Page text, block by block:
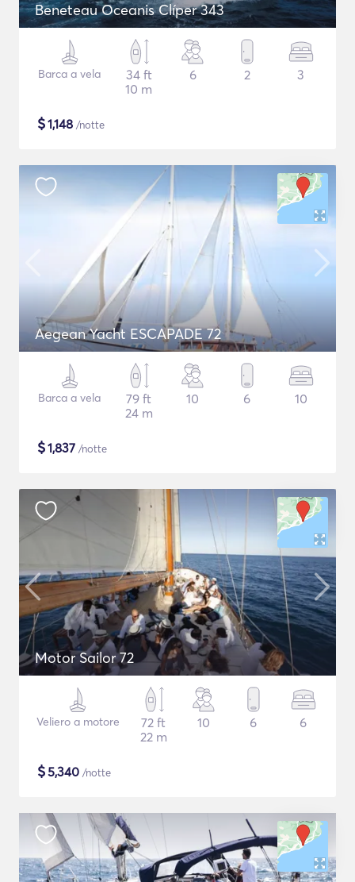
Beneteau Oceanis Clíper 343
Barca a vela
34 ft
10 m
6 2 3
$1,148 /notte
Aegean Yacht ESCAPADE 72
Barca a vela
79 ft
24 m
10 6 10
$1,837 /notte
Motor Sailor 72
Veliero a motore
72 ft
22 m
10 6 6
$5,340 /notte